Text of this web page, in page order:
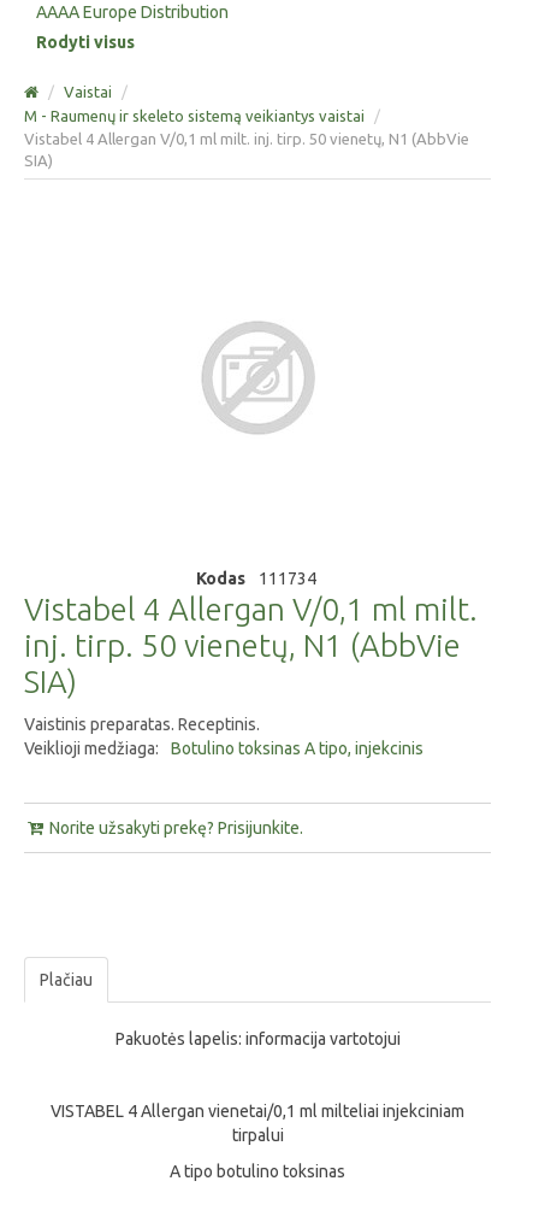
AAAA Europe Distribution
Rodyti visus
/ Vaistai
/
M - Raumenų ir skeleto sistemą veikiantys vaistai
/
Vistabel 4 Allergan V/0,1 ml milt. inj. tirp. 50 vienetų, N1 (AbbVie
SIA)
Kodas 111734
Vistabel 4 Allergan V/0,1 ml milt.
inj. tirp. 50 vienetų, N1 (AbbVie
SIA)
Vaistinis preparatas. Receptinis.
Veiklioji medžiaga:
Botulino toksinas A tipo, injekcinis
Norite užsakyti prekę? Prisijunkite.
Plačiau
Pakuotės lapelis: informacija vartotojui
VISTABEL 4 Allergan vienetai/0,1 ml milteliai injekciniam
tirpalui
A tipo botulino toksinas